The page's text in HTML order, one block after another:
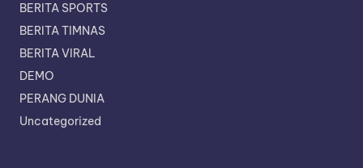
BERITA SPORTS
BERITA TIMNAS
BERITA VIRAL
DEMO
PERANG DUNIA
Uncategorized